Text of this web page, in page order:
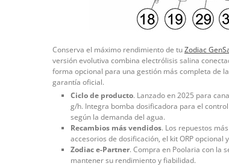
Conserva el máximo rendimiento de tuZodiac
versión evolutiva combina electrólisis salina
forma opcional para una gestión más completa de
garantía oficial.
Ciclo de producto. Lanzado en 2025 para
g/h. Integra bomba dosificadora para el
según la demanda del agua.
Recambios más vendidos. Los repuestos
accesorios de dosificación, el kit ORP opcional
Zodiac e-Partner. Compra en Poolaria con la
mantener su rendimiento y fiabilidad.